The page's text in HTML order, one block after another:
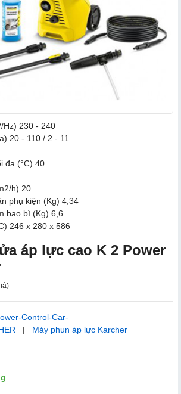
Hz) 230 - 240
20 - 110 / 2 - 11
đa (°C) 40
h) 20
phụ kiện (Kg) 4,34
bao bì (Kg) 6,6
246 x 280 x 586
áp lực cao K 2 Power
Control-Car-
| Máy phun áp lực Karcher